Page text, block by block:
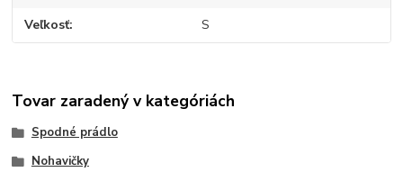
Veľkosť S
Tovar zaradený v kategóriách
Spodné prádlo
Nohavičky